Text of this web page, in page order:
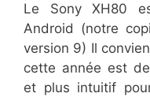
Le Sony XH80
Android (notre
version 9) Il
cette année est
et plus intuitif